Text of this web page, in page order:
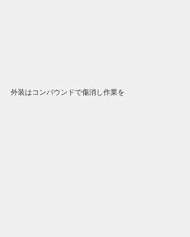
外装はコンパウンドで傷消し作業を